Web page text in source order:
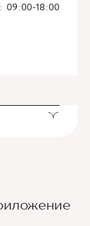
09:00-18:00